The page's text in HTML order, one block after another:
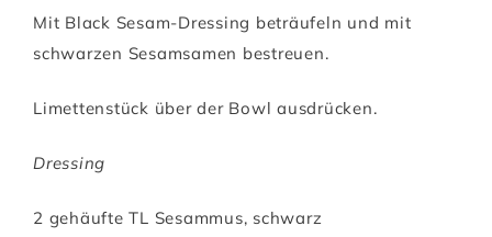
Mit Black Sesam-Dressing beträufeln und mit
schwarzen Sesamsamen bestreuen.
Limettenstück über der Bowl ausdrücken.
Dressing
2 gehäufte TL Sesammus, schwarz